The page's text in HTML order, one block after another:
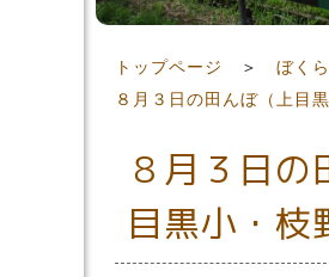
トップページ ＞ぼく
８月３日の田んぼ（上目
８月３日の
目黒小・枝